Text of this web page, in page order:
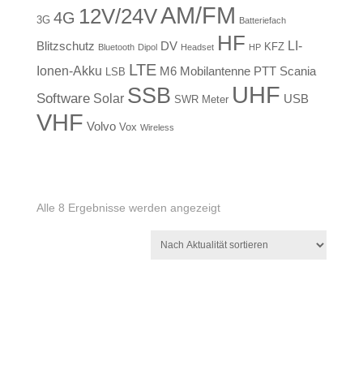
3G 4G 12V/24VAM/FM Batteriefach
Blitzschutz Bluetooth Dipol DV Headset HF HP KFZ LI-
Ionen-Akku LSB LTE M6 Mobilantenne PTT Scania
Software Solar SSB SWR Meter UHF USB
VHF Volvo Vox Wireless
Alle 8 Ergebnisse werden angezeigtNach
sortiert